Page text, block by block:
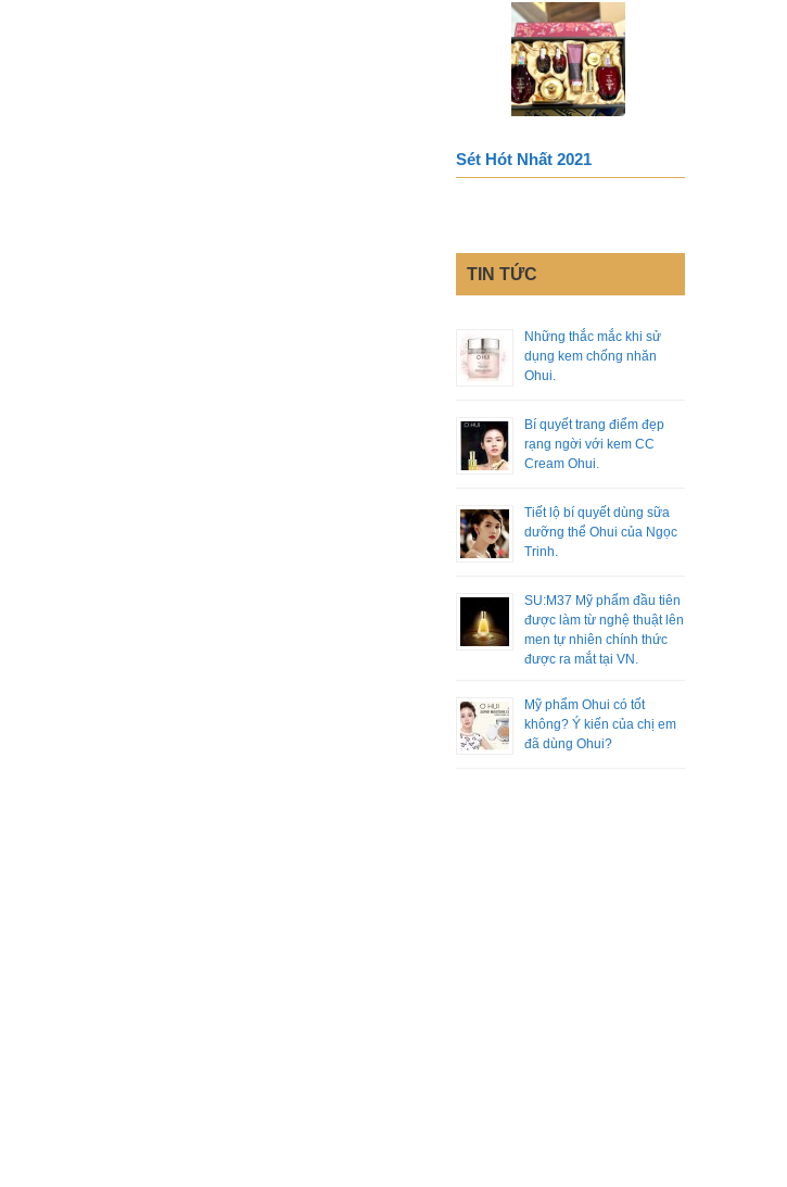
Sét Hót Nhất 2021
TIN TỨC
Những thắc mắc khi sử
dụng kem chống nhăn
Ohui.
Bí quyết trang điểm đẹp
rạng ngời với kem CC
Cream Ohui.
Tiết lộ bí quyết dùng sữa
dưỡng thể Ohui của Ngọc
Trinh.
SU:M37 Mỹ phẩm đầu tiên
được làm từ nghệ thuật lên
men tự nhiên chính thức
được ra mắt tại VN.
Mỹ phẩm Ohui có tốt
không? Ý kiến của chị em
đã dùng Ohui?